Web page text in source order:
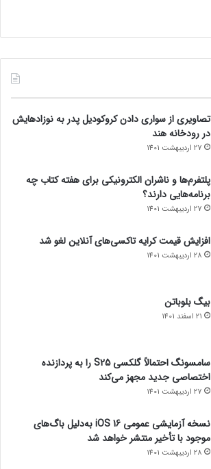
تصاویری از سواری دادن کروکودیل پدر به نوزادهایش
در رودخانه هند
27 اردیبهشت 1401
پلتفرم‌ها و ناشران الکترونیکی برای هفته کتاب چه
برنامه‌هایی دارند؟
27 اردیبهشت 1401
افزایش قیمت کرایه تاکسی‌های آنلاین لغو شد
28 اردیبهشت 1401
بیگ بلوباتن
21 اسفند 1401
سامسونگ احتمالاً گلکسی S25 را به پردازنده
اختصاصی جدید مجهز می‌کند
27 اردیبهشت 1401
نسخه آزمایشی عمومی iOS 16 به‌دلیل باگ‌های
موجود با تأخیر منتشر خواهد شد
28 اردیبهشت 1401